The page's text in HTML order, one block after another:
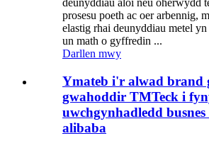
prosesu poeth ac oer arbennig,
elastig rhai deunyddiau metel
un math o gyffredin ...
Darllen mwy
Ymateb i'r alwad brand
gwahoddir TMTeck i
uwchgynhadledd
alibaba